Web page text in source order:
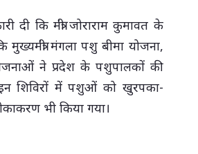
दी कि मंत्री जोराराम कुमावत के
मुख्यमंत्री मंगला पशु बीमा योजना,
ने प्रदेश के पशुपालकों की
शिविरों में पशुओं को खुरपका-
भी किया गया।